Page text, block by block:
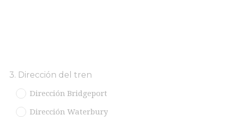
Question
Title
3. Dirección del tren
Dirección Bridgeport
Dirección Waterbury